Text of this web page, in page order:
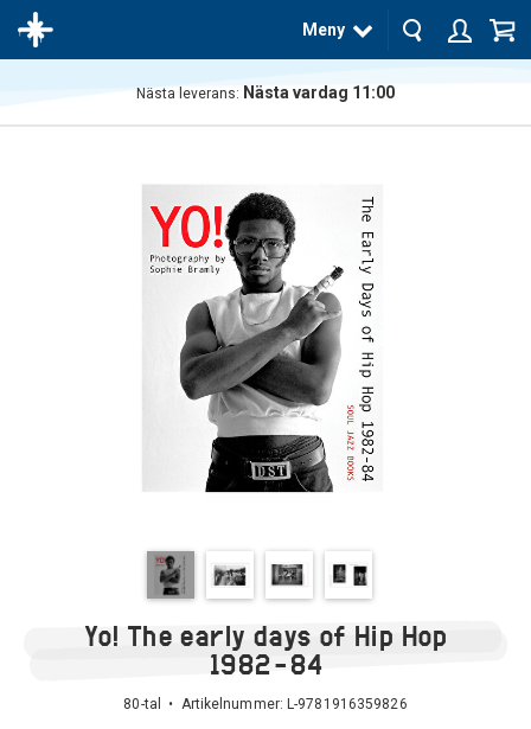
Meny
Nästa leverans: Nästa vardag 11:00
Yo! The early days of Hip Hop
1982-84
80-tal • Artikelnummer: L-9781916359826